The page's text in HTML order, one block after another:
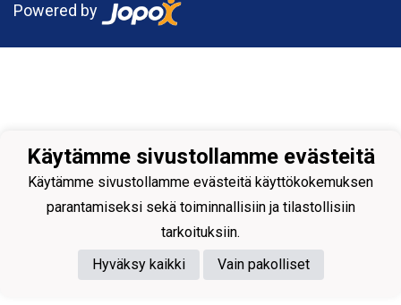
Powered by
Käytämme sivustollamme evästeitä
Käytämme sivustollamme evästeitä käyttökokemuksen
parantamiseksi sekä toiminnallisiin ja tilastollisiin
tarkoituksiin.
Hyväksy kaikki
Vain pakolliset